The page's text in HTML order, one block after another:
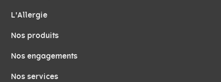
L'Allergie
Nos produits
Nos engagements
Nos services